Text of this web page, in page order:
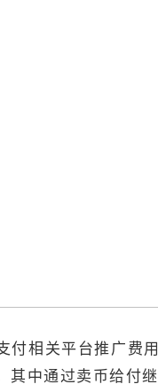
付相关平台推广费
其中通过卖币给付